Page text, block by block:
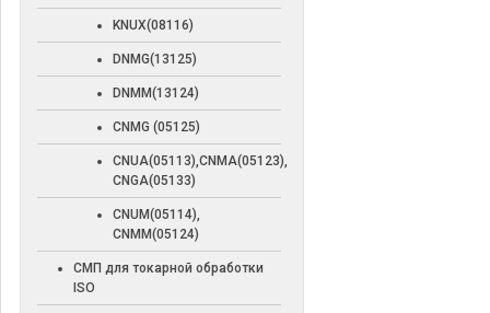
KNUX(08116)
DNMG(13125)
DNMM(13124)
CNMG (05125)
CNUA(05113),CNMA(05123),
CNGA(05133)
CNUM(05114),
CNMM(05124)
СМП для токарной обработки
ISO